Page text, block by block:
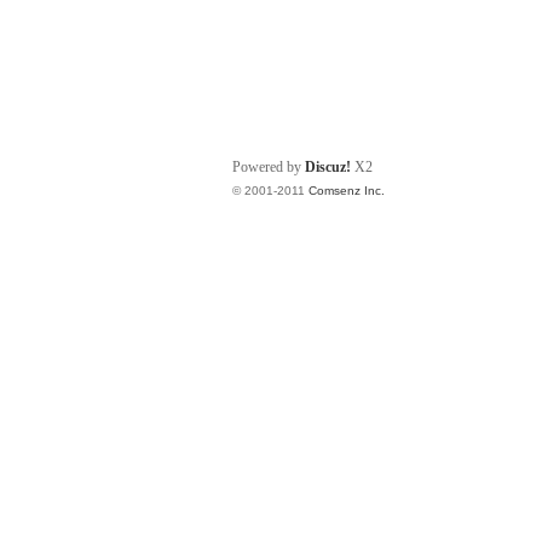
Powered by Discuz! X2
© 2001-2011 Comsenz Inc.